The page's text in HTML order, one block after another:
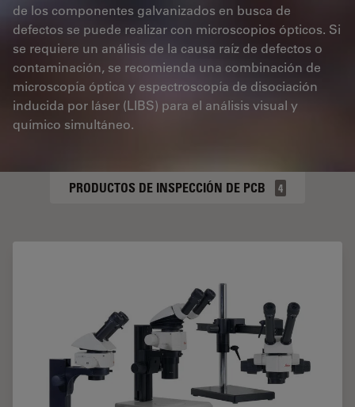
de los componentes galvanizados en busca de
defectos se puede realizar con microscopios ópticos. Si
se requiere un análisis de la causa raíz de defectos o
contaminación, se recomienda una combinación de
microscopía óptica y espectroscopía de disociación
inducida por láser (LIBS) para el análisis visual y
químico simultáneo.
PRODUCTOS DE INSPECCIÓN DE PCB 4